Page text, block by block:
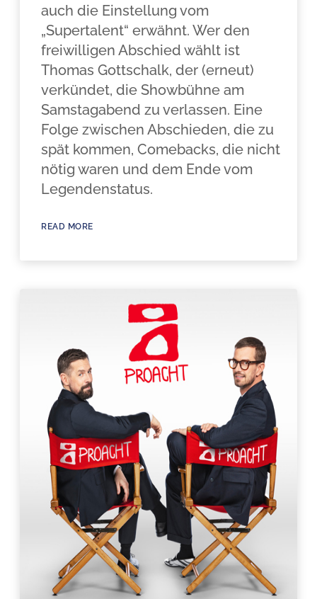
auch die Einstellung vom
„Supertalent“ erwähnt. Wer den
freiwilligen Abschied wählt ist
Thomas Gottschalk, der (erneut)
verkündet, die Showbühne am
Samstagabend zu verlassen. Eine
Folge zwischen Abschieden, die zu
spät kommen, Comebacks, die nicht
nötig waren und dem Ende vom
Legendenstatus.
READ MORE